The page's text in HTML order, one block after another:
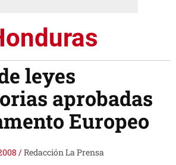
leyes
aprobadas
Europeo
/Redacción La Prensa